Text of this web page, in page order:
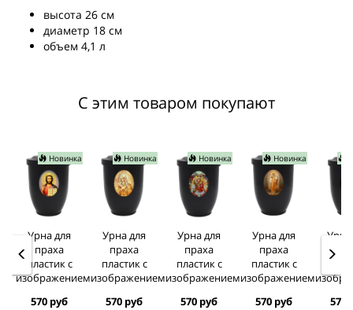
высота 26 см
диаметр 18 см
объем 4,1 л
С этим товаром покупают
Новинка
Урна для
праха
пластик с
изображением
570 руб
Новинка
Урна для
праха
пластик с
изображением
570 руб
Новинка
Урна для
праха
пластик с
изображением
570 руб
Новинка
Урна для
праха
пластик с
изображением
570 руб
Урна
570